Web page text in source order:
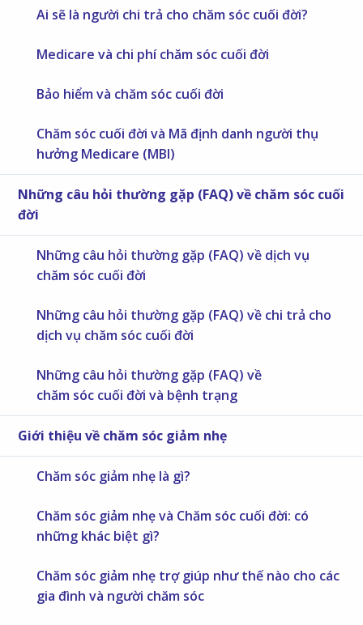
Ai sẽ là người chi trả cho chăm sóc cuối đời?
Medicare và chi phí chăm sóc cuối đời
Bảo hiểm và chăm sóc cuối đời
Chăm sóc cuối đời và Mã định danh người thụ
hưởng Medicare (MBI)
Những câu hỏi thường gặp (FAQ) về chăm sóc cuối
đời
Những câu hỏi thường gặp (FAQ) về dịch vụ
chăm sóc cuối đời
Những câu hỏi thường gặp (FAQ) về chi trả cho
dịch vụ chăm sóc cuối đời
Những câu hỏi thường gặp (FAQ) về
chăm sóc cuối đời và bệnh trạng
Giới thiệu về chăm sóc giảm nhẹ
Chăm sóc giảm nhẹ là gì?
Chăm sóc giảm nhẹ và Chăm sóc cuối đời: có
những khác biệt gì?
Chăm sóc giảm nhẹ trợ giúp như thế nào cho các
gia đình và người chăm sóc